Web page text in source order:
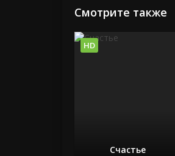
Смотрите также
Счастье
HD